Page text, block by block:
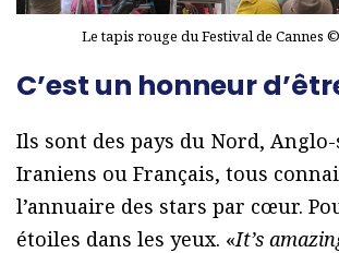
Le tapis rouge du Festival de Cannes
C’est un honneur
Ils sont des pays du Nord, Anglo-
Iraniens ou Français, tous
l’annuaire des stars par cœur.
étoiles dans les yeux. «It’s